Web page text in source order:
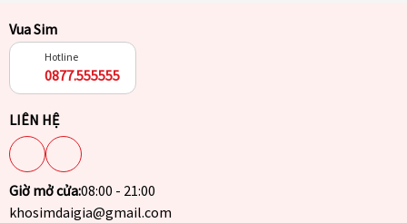
Vua Sim
Hotline
0877.555555
LIÊN HỆ
Giờ mở cửa:08:00 - 21:00
khosimdaigia@gmail.com